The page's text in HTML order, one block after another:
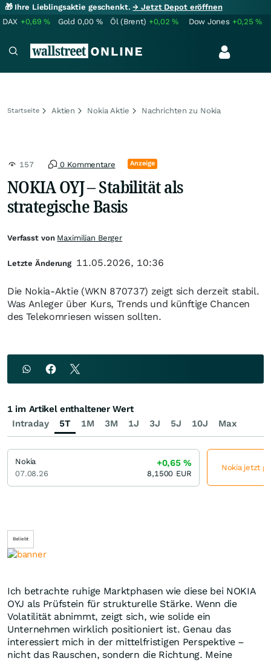
🎁 Ihre Lieblingsaktie geschenkt.→ Jetzt Depot eröffnen
DAX +0,69% Gold 0,00 % Öl (Brent) +0,02% Dow Jones +0,25%
Startseite Aktien Nokia Aktie Nachrichten zu Nokia
157 0 Kommentare Anzeige
NOKIA OYJ – Stabilität als
strategische Basis
Die Nokia-Aktie (WKN 870737) zeigt sich derzeit stabil.
Was Anleger über Kurs, Trends und künftige Chancen
des Telekomriesen wissen sollten.
Beliebt
Ich betrachte ruhige Marktphasen wie diese bei NOKIA
OYJ als Prüfstein für strukturelle Stärke. Wenn die
Volatilität abnimmt, zeigt sich, wie solide ein
Unternehmen wirklich positioniert ist. Genau das
interessiert mich in der mittelfristigen Perspektive –
nicht das Rauschen, sondern die Richtung. Meine
Verfasst von Maximilian Berger
Letzte Änderung 11.05.2026, 10:36
Intraday 5T 1M 3M 1J 3J 5J 10J Max
1 im Artikel enthaltener Wert
Nokia
07.08.26
+0,65%
8,1500 EUR
Nokia jetzt